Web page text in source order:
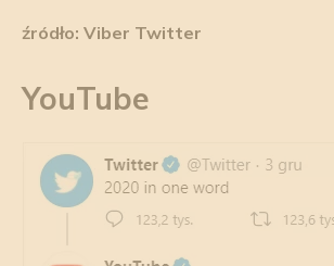
źródło: Viber Twitter
YouTube